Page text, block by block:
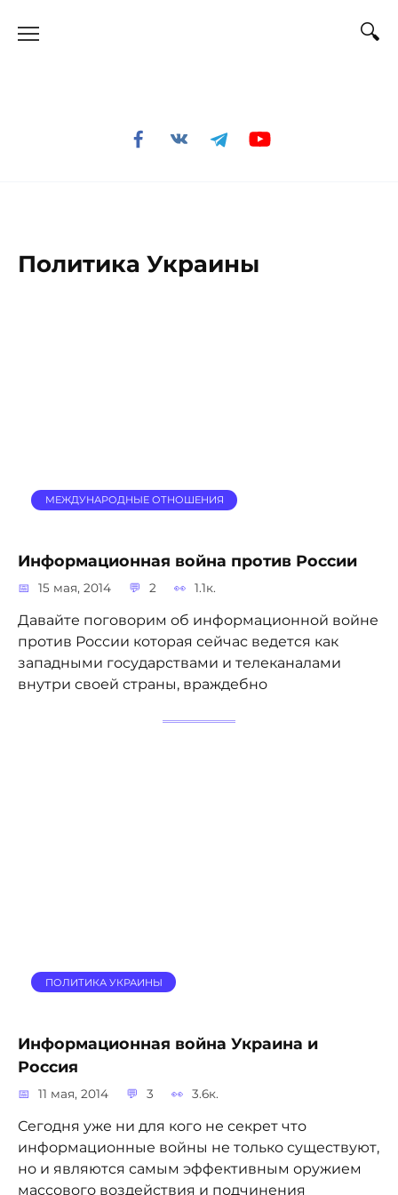
Политика Украины
МЕЖДУНАРОДНЫЕ ОТНОШЕНИЯ
Информационная война против России
15 мая, 2014 2 1.1к.
Давайте поговорим об информационной войне
против России которая сейчас ведется как
западными государствами и телеканалами
внутри своей страны, враждебно
ПОЛИТИКА УКРАИНЫ
Информационная война Украина и
Россия
11 мая, 2014 3 3.6к.
Сегодня уже ни для кого не секрет что
информационные войны не только существуют,
но и являются самым эффективным оружием
массового воздействия и подчинения